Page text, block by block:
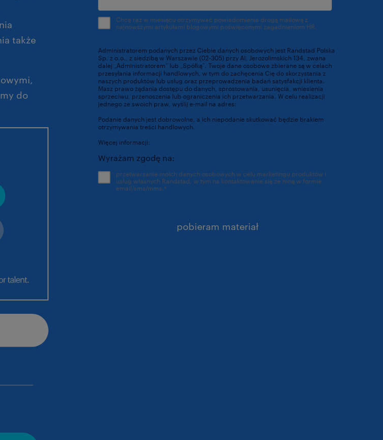
także
do
Chcę raz w miesiącu otrzymywać powiadomienia drogą mailową z
najnowszymi artykułami blogowymi poświęconymi zagadnieniom HR.
Administratorem podanych przez Ciebie danych osobowych jest Randstad Polska
Sp. z o.o., z siedzibą w Warszawie (02-305) przy Al. Jerozolimskich 134, zwana
dalej „Administratorem” lub „Spółką”. Twoje dane osobowe zbierane są w celach
przesyłania informacji handlowych, w tym do zachęcenia Cię do skorzystania z
naszych produktów lub usług oraz przeprowadzenia badań satysfakcji klienta.
Masz prawo żądania dostępu do danych, sprostowania, usunięcia, wniesienia
sprzeciwu, przenoszenia lub ograniczenia ich przetwarzania. W celu realizacji
jednego ze swoich praw, wyślij e-mail na adres:
Podanie danych jest dobrowolne, a ich niepodanie skutkować będzie brakiem
otrzymywania treści handlowych.
Więcej informacji:
Wyrażam zgodę na:
przetwarzanie moich danych osobowych w celu marketingu produktów i
usług własnych Randstad, w tym na kontaktowanie się ze mną w formie
email/sms/mms. *